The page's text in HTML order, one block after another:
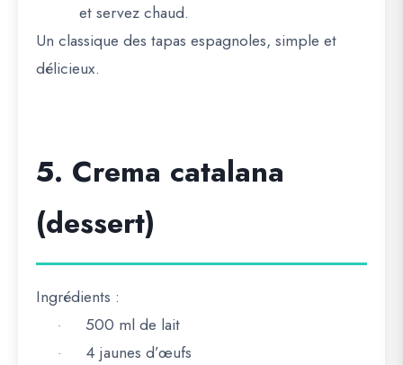
et servez chaud.
Un classique des tapas espagnoles, simple et
délicieux.
5. Crema catalana
(dessert)
Ingrédients :
· 500 ml de lait
· 4 jaunes d’œufs